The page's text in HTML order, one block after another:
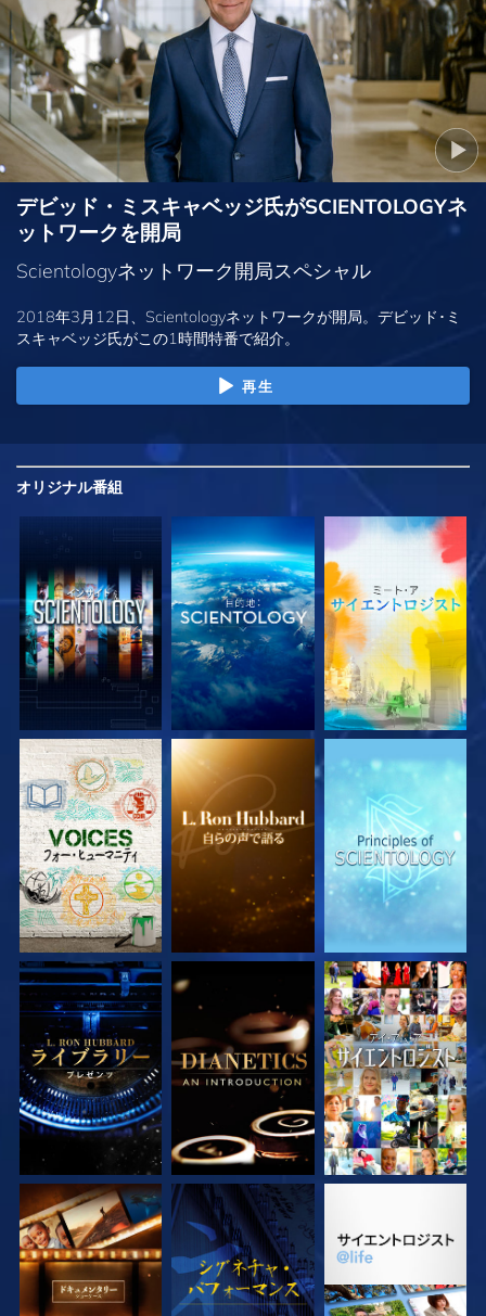
デビッド・ミスキャベッジ氏がSCIENTOLOGYネ
ットワークを開局
Scientologyネットワーク開局スペシャル
2018年3月12日、Scientologyネットワークが開局。デビッド･ミ
スキャベッジ氏がこの1時間特番で紹介。
再生
オリジナル番組
シリーズを探求 シリーズを探求 シリーズを探求
シリーズを探求 シリーズを探求 観る
シリーズを探求 観る シリーズを探求